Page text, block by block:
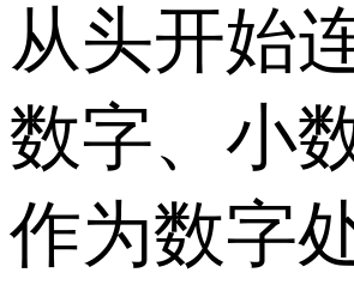
从头开始
数字、小
作为数字